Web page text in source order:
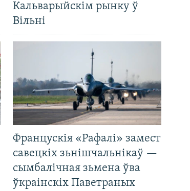
Кальварыйскім рынку ў
Вільні
Францускія «Рафалі» замест
савецкіх зьнішчальнікаў —
сымбалічная зьмена ўва
ўкраінскіх Паветраных